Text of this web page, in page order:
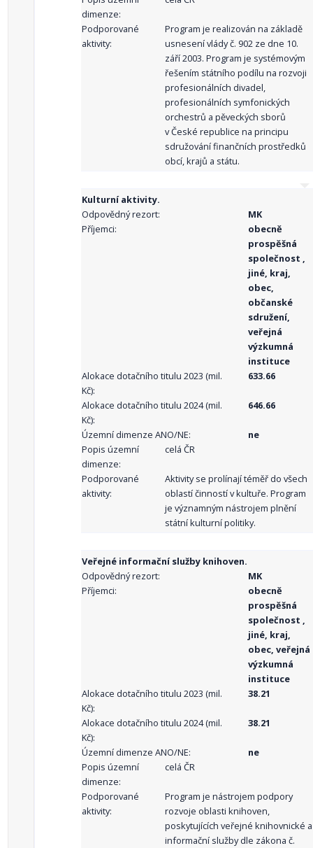
dimenze:
Podporované
aktivity:
Program je realizován na základě
usnesení vlády č. 902 ze dne 10.
září 2003. Program je systémovým
řešením státního podílu na rozvoji
profesionálních divadel,
profesionálních symfonických
orchestrů a pěveckých sborů
v České republice na principu
sdružování finančních prostředků
obcí, krajů a státu.
Kulturní aktivity.
Odpovědný rezort:
MK
Příjemci:
obecně
prospěšná
společnost ,
jiné, kraj,
obec,
občanské
sdružení,
veřejná
výzkumná
instituce
Alokace dotačního titulu 2023 (mil.
Kč):
633.66
Alokace dotačního titulu 2024 (mil.
Kč):
646.66
Územní dimenze ANO/NE:
ne
Popis územní
dimenze:
celá ČR
Podporované
aktivity:
Aktivity se prolínají téměř do všech
oblastí činností v kultuře. Program
je významným nástrojem plnění
státní kulturní politiky.
Veřejné informační služby knihoven.
Odpovědný rezort:
MK
Příjemci:
obecně
prospěšná
společnost ,
jiné, kraj,
obec, veřejná
výzkumná
instituce
Alokace dotačního titulu 2023 (mil.
Kč):
38.21
Alokace dotačního titulu 2024 (mil.
Kč):
38.21
Územní dimenze ANO/NE:
ne
Popis územní
dimenze:
celá ČR
Podporované
aktivity:
Program je nástrojem podpory
rozvoje oblasti knihoven,
poskytujících veřejné knihovnické a
informační služby dle zákona č.